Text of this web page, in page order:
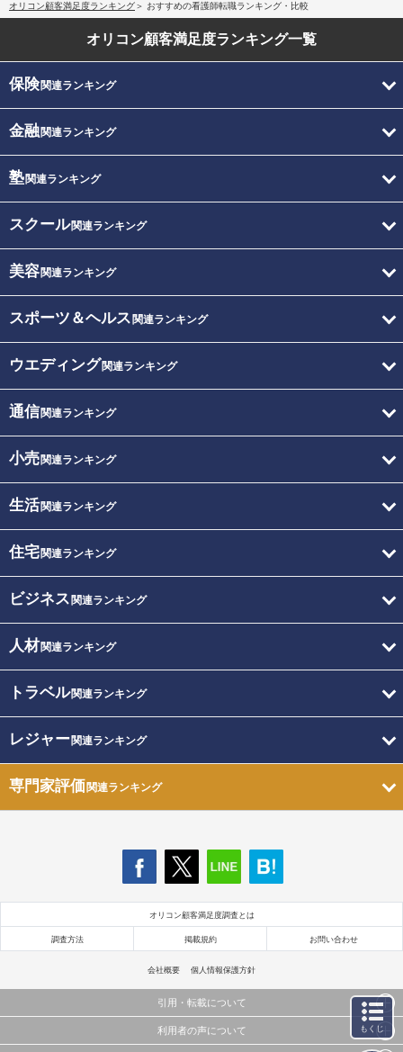
オリコン顧客満足度ランキング おすすめの看護師転職ランキング・比較
オリコン顧客満足度ランキング一覧
保険関連ランキング
金融関連ランキング
塾関連ランキング
スクール関連ランキング
美容関連ランキング
スポーツ＆ヘルス 関連ランキング
ウエディング関連ランキング
通信関連ランキング
小売関連ランキング
生活関連ランキング
住宅関連ランキング
ビジネス 関連ランキング
人材関連ランキング
トラベル関連ランキング
レジャー関連ランキング
専門家評価関連ランキング
オリコン顧客満足度調査とは
調査方法 掲載規約 お問い合わせ
会社概要 個人情報保護方針
引用・転載について
当サイトで公開されている情報（文字、写真、イラスト、画像データ等）及びこれらの配置・
利用者の声について もくじ